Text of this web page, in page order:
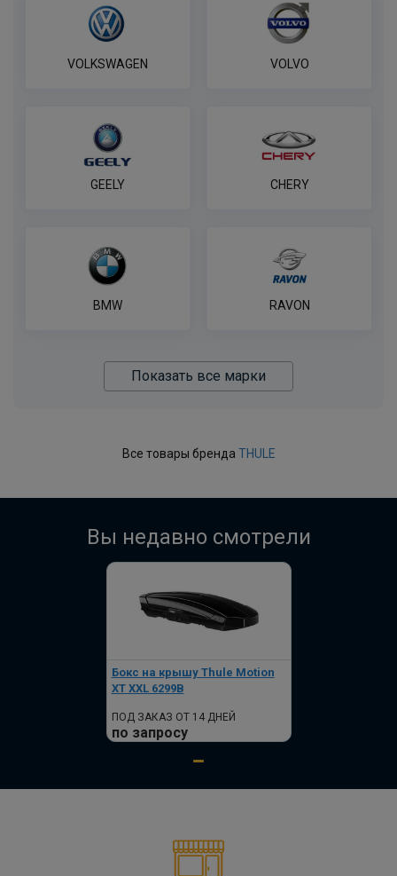
VOLKSWAGEN VOLVO
GEELY CHERY
BMW RAVON
Показать все марки
Все товары бренда THULE
Вы недавно смотрели
Бокс на крышу Thule Motion
XT XXL 6299B
ПОД ЗАКАЗ ОТ 14 ДНЕЙ
по запросу